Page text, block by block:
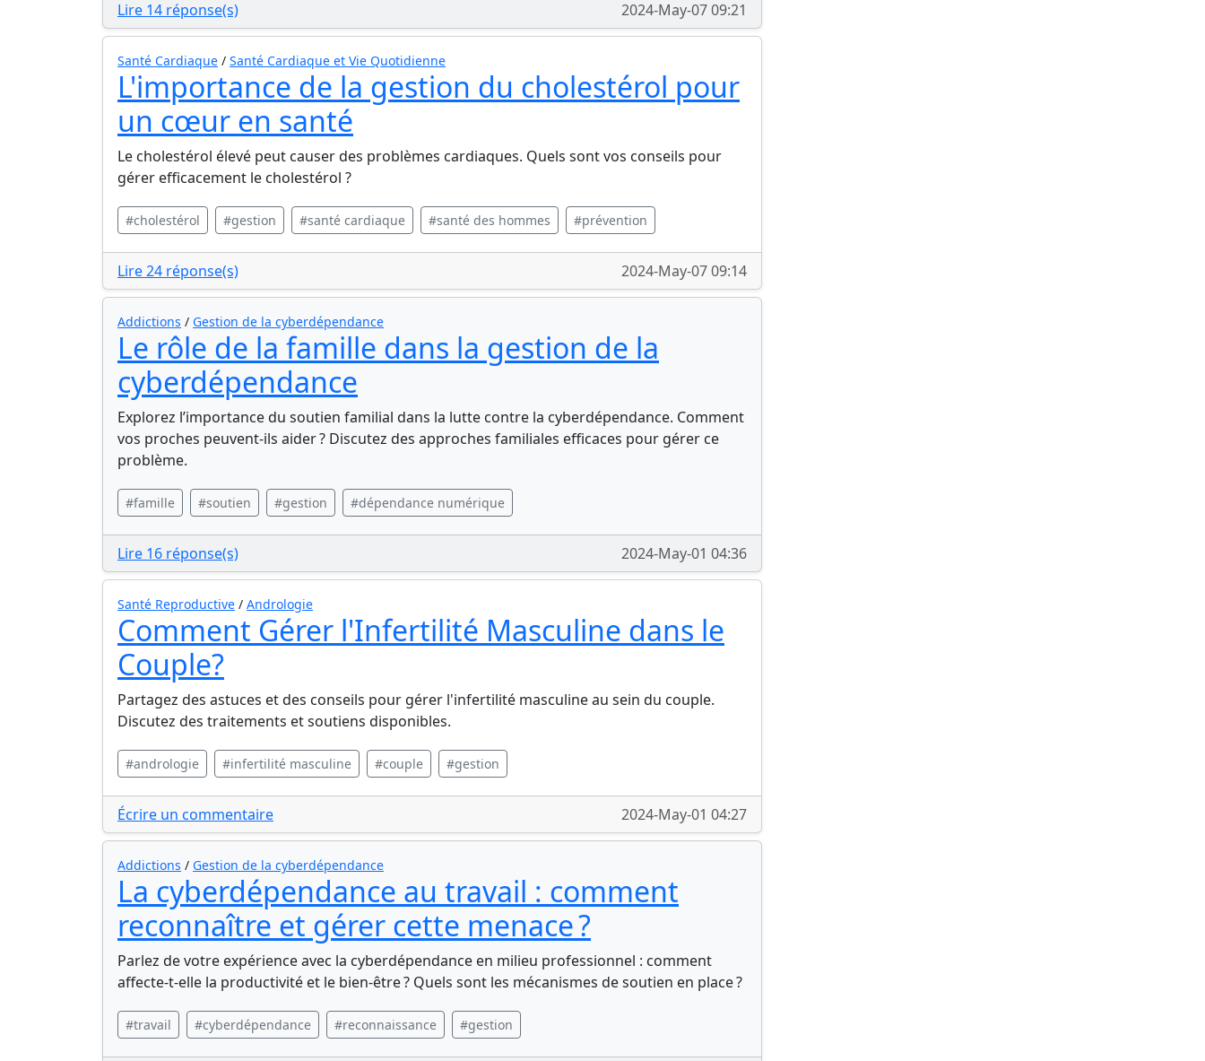
Lire 14 réponse(s) 2024-May-07 09:21
Santé Cardiaque / Santé Cardiaque et Vie Quotidienne
L'importance de la gestion du cholestérol pour
un cœur en santé
Le cholestérol élevé peut causer des problèmes cardiaques. Quels sont vos conseils pour
gérer efficacement le cholestérol ?
#cholestérol #gestion #santé cardiaque #santé des hommes #prévention
Lire 24 réponse(s) 2024-May-07 09:14
Addictions / Gestion de la cyberdépendance
Le rôle de la famille dans la gestion de la
cyberdépendance
Explorez l’importance du soutien familial dans la lutte contre la cyberdépendance. Comment
vos proches peuvent-ils aider ? Discutez des approches familiales efficaces pour gérer ce
problème.
#famille #soutien #gestion #dépendance numérique
Lire 16 réponse(s) 2024-May-01 04:36
Santé Reproductive / Andrologie
Comment Gérer l'Infertilité Masculine dans le
Couple?
Partagez des astuces et des conseils pour gérer l'infertilité masculine au sein du couple.
Discutez des traitements et soutiens disponibles.
#andrologie #infertilité masculine #couple #gestion
Écrire un commentaire 2024-May-01 04:27
Addictions / Gestion de la cyberdépendance
La cyberdépendance au travail : comment
reconnaître et gérer cette menace ?
Parlez de votre expérience avec la cyberdépendance en milieu professionnel : comment
affecte-t-elle la productivité et le bien-être ? Quels sont les mécanismes de soutien en place ?
#travail #cyberdépendance #reconnaissance #gestion